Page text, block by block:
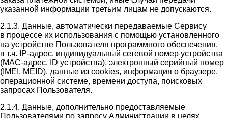
указанной информации третьим лицам не допускаются.
2.1.3. Данные, автоматически передаваемые Сервису
в процессе их использования с помощью установленного
на устройстве Пользователя программного обеспечения,
в т.ч. IP-адрес, индивидуальный сетевой номер устройства
(MAC-адрес, ID устройства), электронный серийный номер
(IMEI, MEID), данные из cookies, информация о браузере,
операционной системе, времени доступа, поисковых
запросах Пользователя.
2.1.4. Данные, дополнительно предоставляемые